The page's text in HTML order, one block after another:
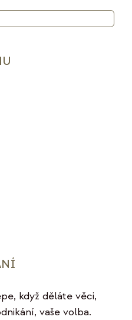
když děláte věci,
vaše volba.